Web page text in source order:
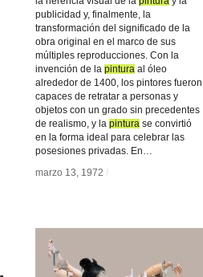
publicidad y, finalmente, la
transformación del significado de la
obra original en el marco de sus
múltiples reproducciones. Con la
invención de la pintura al óleo
alrededor de 1400, los pintores fueron
capaces de retratar a personas y
objetos con un grado sin precedentes
de realismo, y la pintura se convirtió
en la forma ideal para celebrar las
posesiones privadas. En…
marzo 13, 1972 /
pintura
pintura
marzo 13, 1972 /